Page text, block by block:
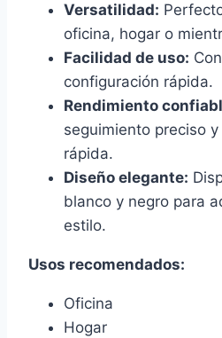
Versatilidad:
oficina, hogar o
Facilidad de uso:
configuración rápida.
Rendimiento
seguimiento preciso
rápida.
Diseño elegante:
blanco y negro para
estilo.
Usos recomendados:
Oficina
Hogar